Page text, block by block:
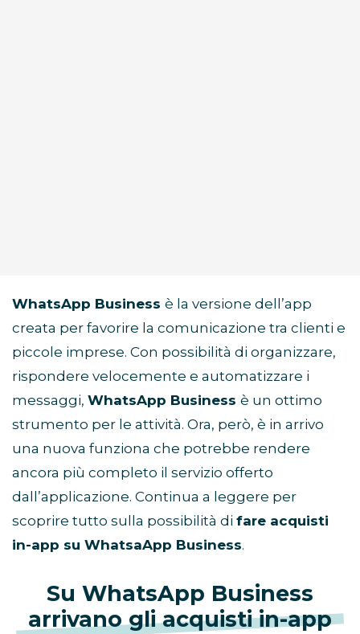
WhatsApp Business è la versione dell’app
creata per favorire la comunicazione tra clienti e
piccole imprese. Con possibilità di organizzare,
rispondere velocemente e automatizzare i
messaggi, WhatsApp Business è un ottimo
strumento per le attività. Ora, però, è in arrivo
una nuova funziona che potrebbe rendere
ancora più completo il servizio offerto
dall’applicazione. Continua a leggere per
scoprire tutto sulla possibilità di fare acquisti
in-app su WhatsaApp Business.
Su WhatsApp Business
arrivano gli acquisti in-app